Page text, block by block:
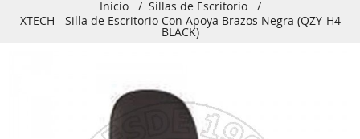
Inicio / Sillas de Escritorio
/
XTECH - Silla de Escritorio Con Apoya Brazos Negra (QZY-H4
BLACK)